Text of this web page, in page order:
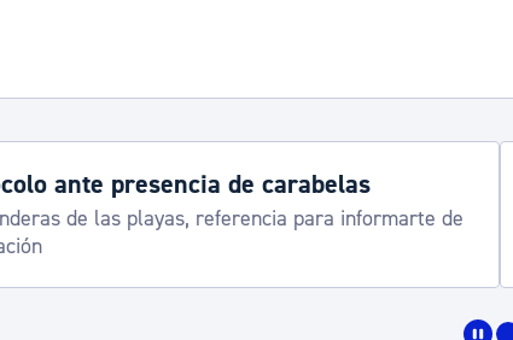
personales
ante presencia de carabelas
de las playas, referencia para informarte de